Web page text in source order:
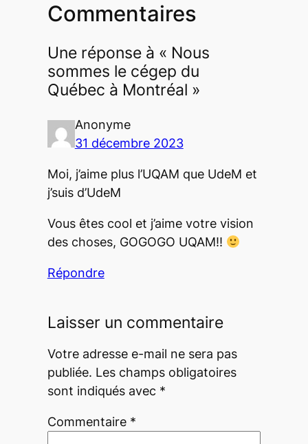
Commentaires
Une réponse à « Nous
sommes le cégep du
Québec à Montréal »
Anonyme
31 décembre 2023
Moi, j’aime plus l’UQAM que UdeM et
j’suis d’UdeM
Vous êtes cool et j’aime votre vision
des choses, GOGOGO UQAM!!
Répondre
Laisser un commentaire
Votre adresse e-mail ne sera pas
publiée. Les champs obligatoires
sont indiqués avec *
Commentaire *